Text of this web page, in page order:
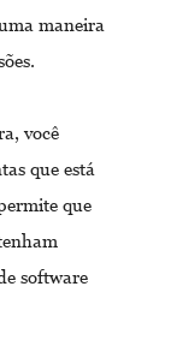
maneira
você
que está
que
software